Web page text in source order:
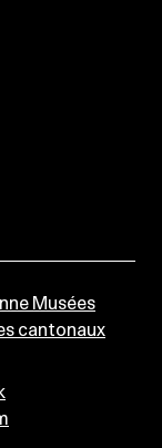
Musées
cantonaux